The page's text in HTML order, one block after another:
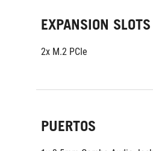
EXPANSION
2x M.2 PCIe
PUERTOS